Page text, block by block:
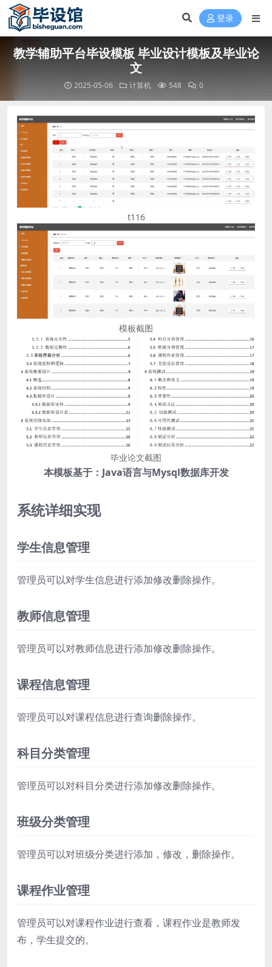
登录
教学辅助平台毕设模板 毕业设计模板及毕业论
文
2025-05-06 计算机 548 0
t116
模板截图
毕业论文截图
本模板基于：Java语言与Mysql数据库开发
系统详细实现
学生信息管理
管理员可以对学生信息进行添加修改删除操作。
教师信息管理
管理员可以对教师信息进行添加修改删除操作。
课程信息管理
管理员可以对课程信息进行查询删除操作。
科目分类管理
管理员可以对科目分类进行添加修改删除操作。
班级分类管理
管理员可以对班级分类进行添加，修改，删除操作。
课程作业管理
管理员可以对课程作业进行查看，课程作业是教师发
布，学生提交的。